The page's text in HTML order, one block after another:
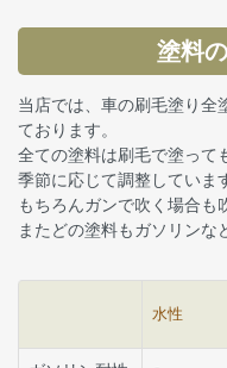
塗料
当店では、車の刷毛塗り全
ております。
全ての塗料は刷毛で塗って
季節に応じて調整していま
もちろんガンで吹く場合も
またどの塗料もガソリンな
水性